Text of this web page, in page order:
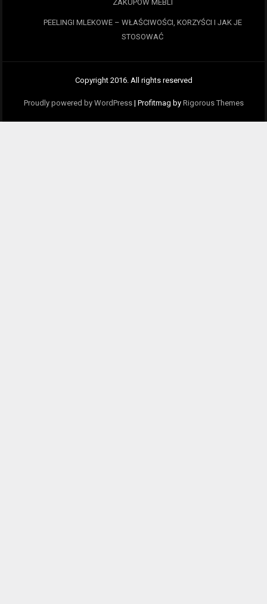
ZAKUPÓW MEBLI
PEELINGI MLEKOWE – WŁAŚCIWOŚCI, KORZYŚCI I JAK JE
STOSOWAĆ
Copyright 2016. All rights reserved
Proudly powered by WordPress | Profitmag by Rigorous Themes